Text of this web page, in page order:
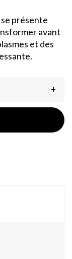
présente
avant
et des
+